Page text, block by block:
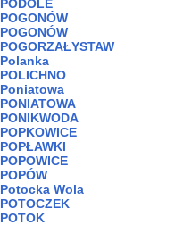
PODOLE
POGONÓW
POGONÓW
POGORZAŁYSTAW
Polanka
POLICHNO
Poniatowa
PONIATOWA
PONIKWODA
POPKOWICE
POPŁAWKI
POPOWICE
POPÓW
Potocka Wola
POTOCZEK
POTOK